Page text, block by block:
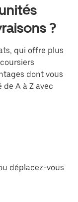
?
qui offre plus
dont vous
A à Z avec
déplacez-vous